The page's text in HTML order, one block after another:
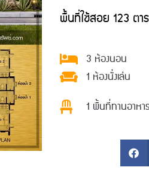
พื้นที่ใช้สอย 123 ตา
3 ห้องนอน
1 ห้องนั่งเล่น
1 พื้นที่ทานอาหา